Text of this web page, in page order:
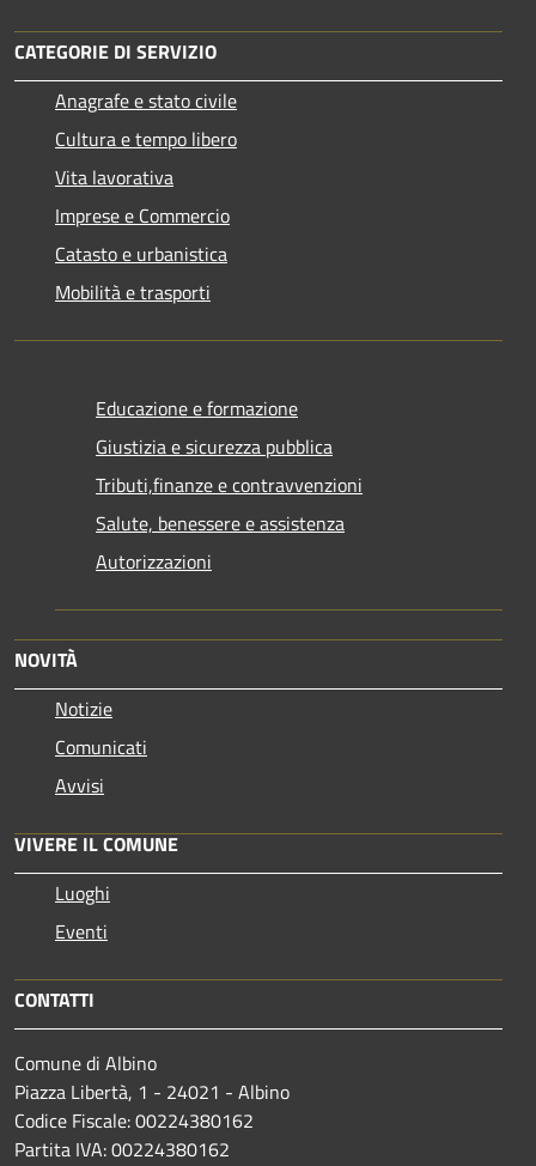
CATEGORIE DI SERVIZIO
Anagrafe e stato civile
Cultura e tempo libero
Vita lavorativa
Imprese e Commercio
Catasto e urbanistica
Mobilità e trasporti
Educazione e formazione
Giustizia e sicurezza pubblica
Tributi,finanze e contravvenzioni
Salute, benessere e assistenza
Autorizzazioni
NOVITÀ
Notizie
Comunicati
Avvisi
VIVERE IL COMUNE
Luoghi
Eventi
CONTATTI
Comune di Albino
Piazza Libertà, 1 - 24021 - Albino
Codice Fiscale: 00224380162
Partita IVA: 00224380162